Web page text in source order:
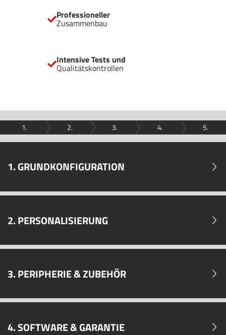
Professioneller
Zusammenbau
Intensive Tests und
Qualitätskontrollen
1. 2. 3. 4. 5.
1. GRUNDKONFIGURATION
2. PERSONALISIERUNG
3. PERIPHERIE & ZUBEHÖR
4. SOFTWARE & GARANTIE